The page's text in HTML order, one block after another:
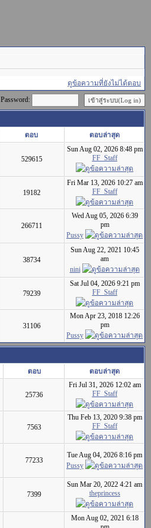
ดูข้อความที่ยังไม่ได้ตอบ
Password:
ตอบ
ตอบล่าสุด
529615
Sun Aug 02, 2026 8:48 pm
FF_Staff
19182
Fri Mar 13, 2026 10:27 am
FF_Staff
266711
Wed Aug 05, 2026 6:39
pm
Pussy
38734
Sun Aug 22, 2021 10:45
am
nini
79239
Sat Jul 04, 2026 9:21 pm
FF_Staff
31106
Mon Apr 23, 2018 12:26
pm
Pussy
ตอบ
ตอบล่าสุด
25736
Fri Jul 31, 2026 12:02 am
FF_Staff
7563
Thu Feb 13, 2020 9:38 pm
FF_Staff
77233
Tue Aug 04, 2026 8:16 pm
Pussy
7399
Sun Mar 20, 2022 4:21 am
theprincess
Mon Aug 02, 2021 6:18